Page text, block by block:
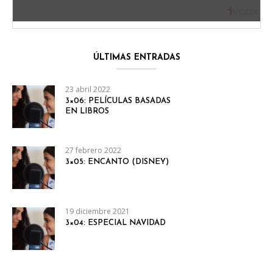
ÚLTIMAS ENTRADAS
23 abril 2022
3×06: PELÍCULAS BASADAS
EN LIBROS
27 febrero 2022
3×05: ENCANTO (DISNEY)
19 diciembre 2021
3×04: ESPECIAL NAVIDAD